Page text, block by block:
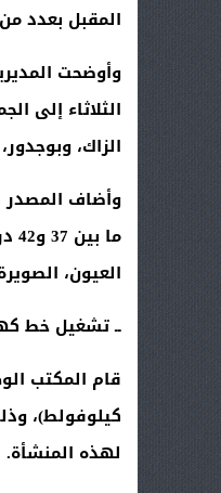
المقبل بعدد
وأوضحت
الزاك،
وأضاف المصدر
العيون،
ــ تشغيل خط
كيلوفولط)،
لهذه المنشأة.